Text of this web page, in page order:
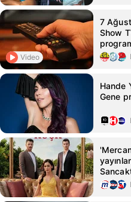
Video
7
Show
Hande
Gene